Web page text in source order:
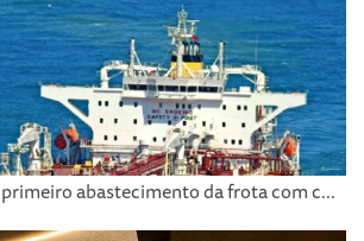
abastecimento da frota com c...